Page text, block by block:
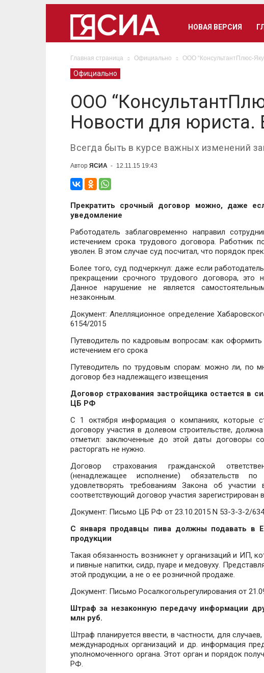
НОВАЯ ВЕРСИЯ
Главная страница Официально ООО “КонсультантПлюс-
Официально
ООО
Новости для юриста.
Всегда быть в курсе важных изменений
Автор ЯСИА - 12.11.15 19:43
Прекратить срочный договор можно, даже
уведомление
Работодатель заблаговременно направил
истечением срока трудового договора. Работник
уволен. В этом случае суд посчитал, что порядок
Более того, суд подчеркнул: даже если
прекращении срочного трудового договора, это
Данное нарушение не является
незаконным.
Документ: Апелляционное определение
6154/2015
Путеводитель по кадровым вопросам: как
истечением его срока
Путеводитель по трудовым спорам: можно ли, по
договор без надлежащего извещения
Договор страхования застройщика остается в
ЦБ РФ
С 1 октября информация о компаниях, которые
договору участия в долевом строительстве,
отметил: заключенные до этой даты договоры
расторгать не нужно.
Договор страхования гражданской
(ненадлежащее исполнение) обязательств
удовлетворять требованиям Закона об
соответствующий договор участия зарегистрирован
Документ: Письмо ЦБ РФ от 23.10.2015 N 53-3-3-2/
С января продавцы пива должны подавать в
продукции
Такая обязанность возникнет у организаций и ИП,
и пивные напитки, сидр, пуаре и медовуху.
этой продукции, а не о ее розничной продаже.
Документ: Письмо Росалкогольрегулирования от
Штраф за незаконную передачу информации
млн руб.
Штраф планируется ввести, в частности, для
международных организаций и др. информация
уполномоченного органа. Этот орган и порядок
РФ.